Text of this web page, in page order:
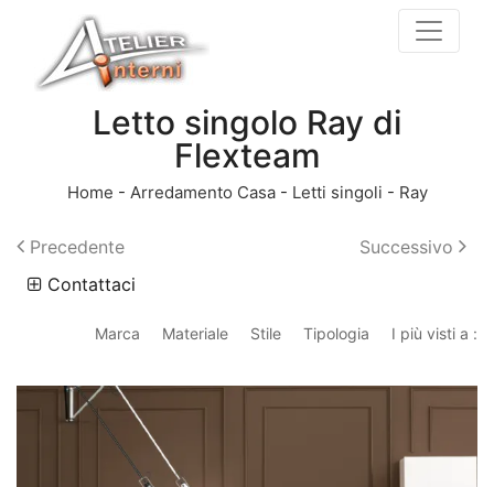
Letto singolo Ray di
Flexteam
Home - Arredamento Casa- Letti singoli - Ray
Precedente
Successivo
Contattaci
Marca Materiale Stile Tipologia I più visti a :